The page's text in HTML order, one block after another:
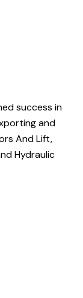
success in
and
And Lift,
Hydraulic